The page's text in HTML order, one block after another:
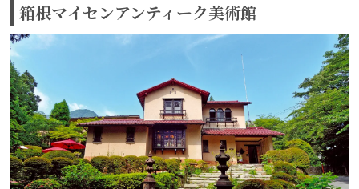
箱根マイセンアンティーク美術館